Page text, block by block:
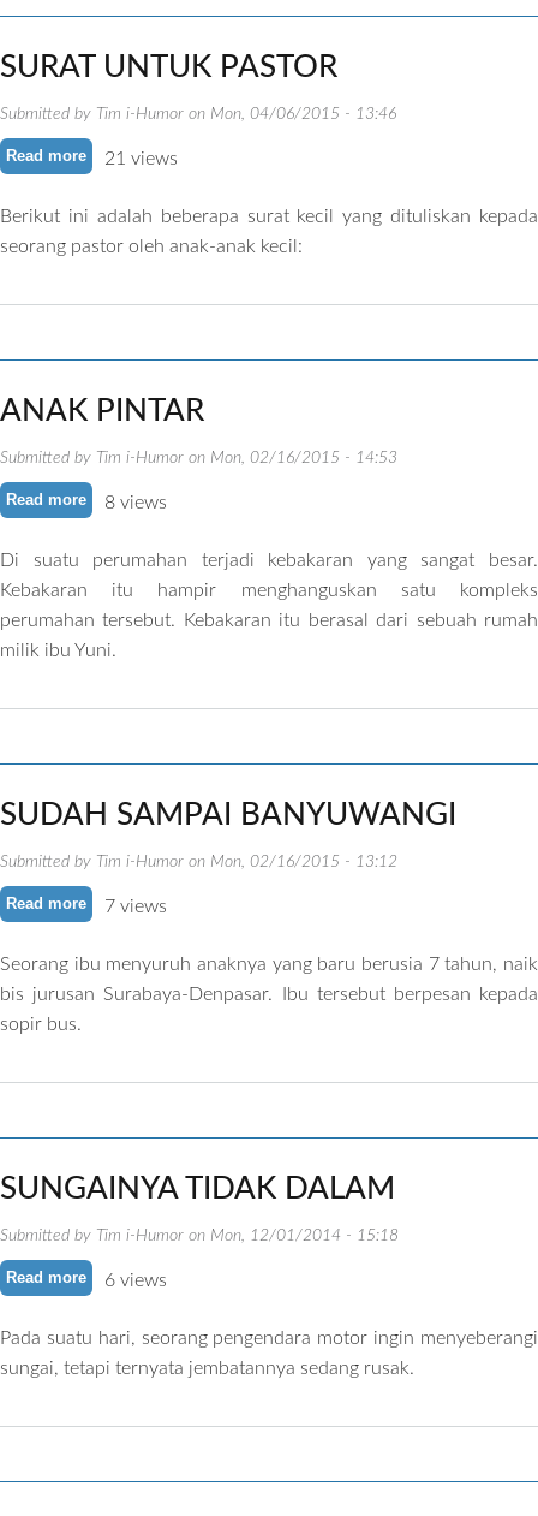
SURAT UNTUK PASTOR
Submitted by Tim i-Humor on Mon, 04/06/2015 - 13:46
Read more about SURAT UNTUK PASTOR
21 views
Berikut ini adalah beberapa surat kecil yang dituliskan kepada
seorang pastor oleh anak-anak kecil:
ANAK PINTAR
Submitted by Tim i-Humor on Mon, 02/16/2015 - 14:53
Read more about ANAK PINTAR
8 views
Di suatu perumahan terjadi kebakaran yang sangat besar.
Kebakaran itu hampir menghanguskan satu kompleks
perumahan tersebut. Kebakaran itu berasal dari sebuah rumah
milik ibu Yuni.
SUDAH SAMPAI BANYUWANGI
Submitted by Tim i-Humor on Mon, 02/16/2015 - 13:12
Read more about SUDAH SAMPAI BANYUWANGI
7 views
Seorang ibu menyuruh anaknya yang baru berusia 7 tahun, naik
bis jurusan Surabaya-Denpasar. Ibu tersebut berpesan kepada
sopir bus.
SUNGAINYA TIDAK DALAM
Submitted by Tim i-Humor on Mon, 12/01/2014 - 15:18
Read more about SUNGAINYA TIDAK DALAM
6 views
Pada suatu hari, seorang pengendara motor ingin menyeberangi
sungai, tetapi ternyata jembatannya sedang rusak.